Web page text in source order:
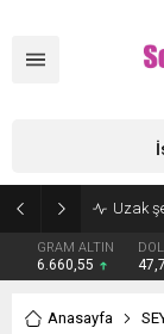
GRAM ALTIN
6.660,55
Anasayfa